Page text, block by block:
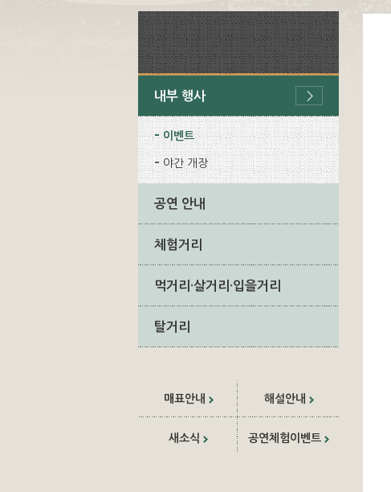
내부 행사
이벤트
야간 개장
공연 안내
체험거리
먹거리·살거리·입을거리
탈거리
매표안내 해설안내
새소식 공연체험이벤트